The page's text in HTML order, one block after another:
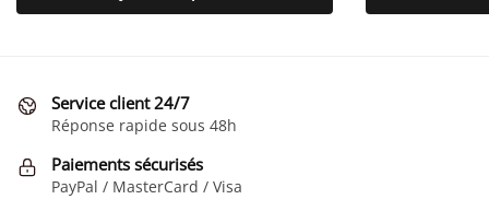
Service client 24/7
Réponse rapide sous 48h
Paiements sécurisés
PayPal / MasterCard / Visa